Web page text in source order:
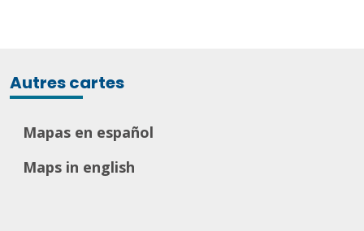
Autres cartes
Mapas en español
Maps in english